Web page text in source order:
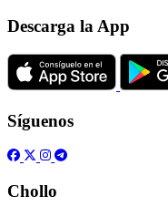
Descarga la App
Síguenos
Chollo